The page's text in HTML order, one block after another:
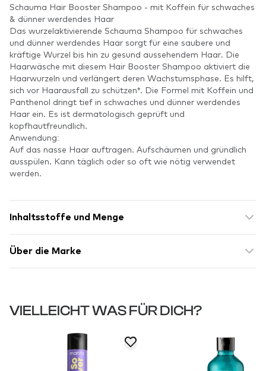
Schauma Hair Booster Shampoo - mit Koffein für schwaches
& dünner werdendes Haar
Das wurzelaktivierende Schauma Shampoo für schwaches
und dünner werdendes Haar sorgt für eine saubere und
kräftige Wurzel bis hin zu gesund aussehendem Haar. Die
Haarwäsche mit diesem Hair Booster Shampoo aktiviert die
Haarwurzeln und verlängert deren Wachstumsphase. Es hilft,
sich vor Haarausfall zu schützen*. Die Formel mit Koffein und
Panthenol dringt tief in schwaches und dünner werdendes
Haar ein. Es ist dermatologisch geprüft und
kopfhautfreundlich.
Anwendung:
Auf das nasse Haar auftragen. Aufschäumen und gründlich
ausspülen. Kann täglich oder so oft wie nötig verwendet
werden.
Inhaltsstoffe und Menge
Über die Marke
VIELLEICHT WAS FÜR DICH?